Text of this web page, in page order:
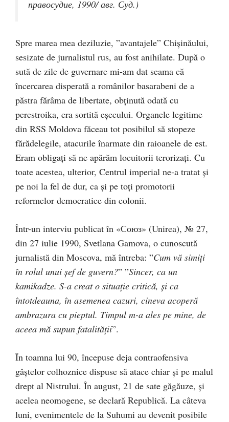
правосудие, 1990/ авг. Суд.)
Spre marea mea deziluzie, ”avantajele” Chișinăului,
sesizate de jurnalistul rus, au fost anihilate. După o
sută de zile de guvernare mi-am dat seama că
încercarea disperată a românilor basarabeni de a
păstra fărâma de libertate, obţinută odată cu
perestroika, era sortită eşecului. Organele legitime
din RSS Moldova făceau tot posibilul să stopeze
fărădelegile, atacurile înarmate din raioanele de est.
Eram obligați să ne apărăm locuitorii terorizați. Cu
toate acestea, ulterior, Centrul imperial ne-a tratat și
pe noi la fel de dur, ca și pe toți promotorii
reformelor democratice din colonii.
Într-un interviu publicat în «Союз» (Unirea), № 27,
din 27 iulie 1990, Svetlana Gamova, o cunoscută
jurnalistă din Moscova, mă întreba: ”Cum vă simiți
în rolul unui șef de guvern?” ”Sincer, ca un
kamikadze. S-a creat o situație critică, și ca
întotdeauna, în asemenea cazuri, cineva acoperă
ambrazura cu pieptul. Timpul m-a ales pe mine, de
aceea mă supun fatalității”.
În toamna lui 90, începuse deja contraofensiva
gâştelor colhoznice dispuse să atace chiar şi pe malul
drept al Nistrului. În august, 21 de sate găgăuze, și
acelea neomogene, se declară Republică. La câteva
luni, evenimentele de la Suhumi au devenit posibile